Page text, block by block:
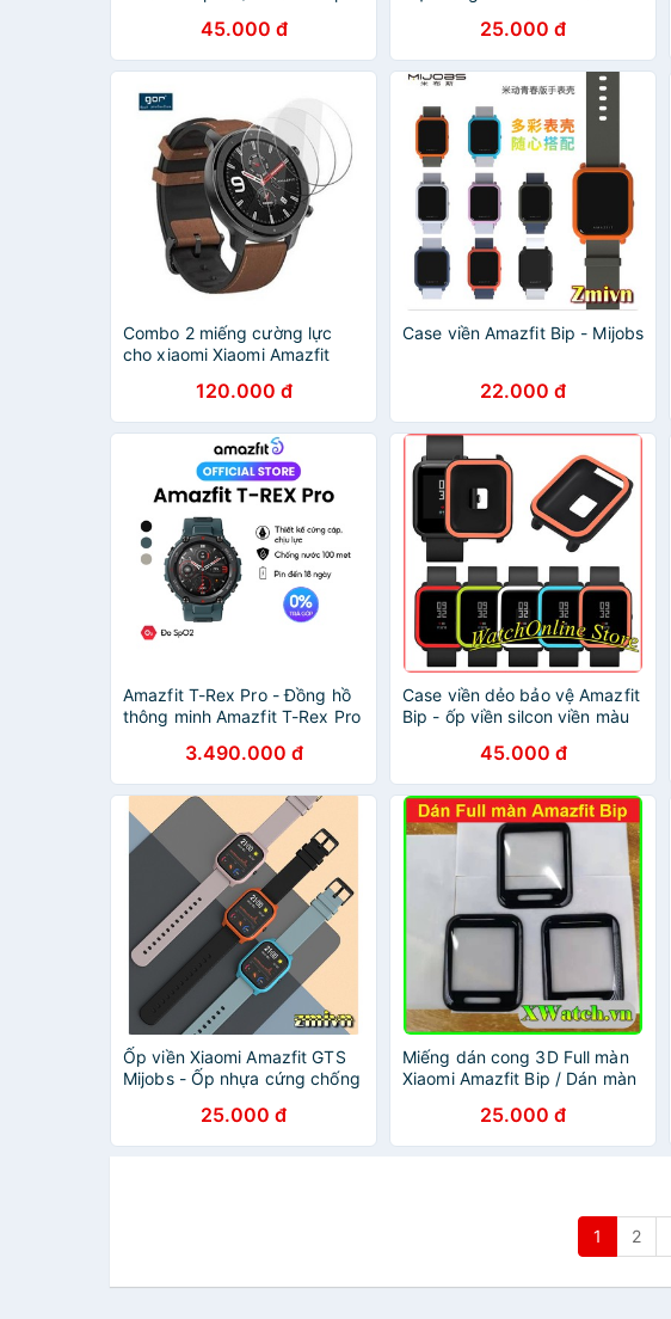
45.000 đ 25.000 đ
Combo 2 miếng cường lực
cho xiaomi Xiaomi Amazfit
120.000 đ
Case viền Amazfit Bip - Mijobs
22.000 đ
Amazfit T-Rex Pro - Đồng hồ
thông minh Amazfit T-Rex Pro
3.490.000 đ
Case viền dẻo bảo vệ Amazfit
Bip - ốp viền silcon viền màu
45.000 đ
Ốp viền Xiaomi Amazfit GTS
Mijobs - Ốp nhựa cứng chống
25.000 đ
Miếng dán cong 3D Full màn
Xiaomi Amazfit Bip / Dán màn
25.000 đ
1 2